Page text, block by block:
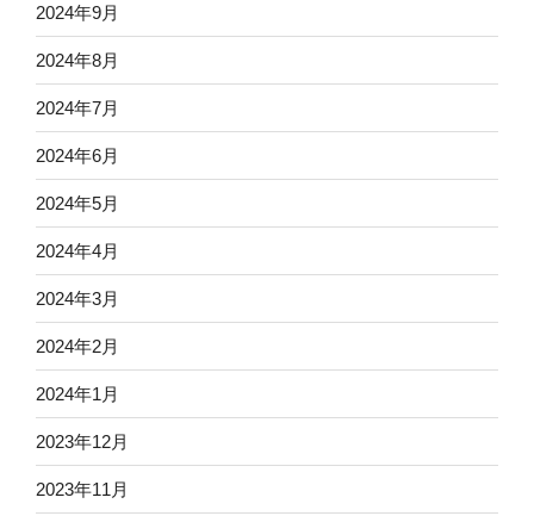
2024年9月
2024年8月
2024年7月
2024年6月
2024年5月
2024年4月
2024年3月
2024年2月
2024年1月
2023年12月
2023年11月